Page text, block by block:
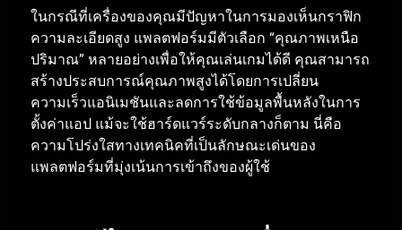
ในกรณีที่เครื่องของคุณมีปัญหาในการมองเห็นกราฟิก
ความละเอียดสูง แพลตฟอร์มมีตัวเลือก “คุณภาพเหนือ
ปริมาณ” หลายอย่างเพื่อให้คุณเล่นเกมได้ดี คุณสามารถ
สร้างประสบการณ์คุณภาพสูงได้โดยการเปลี่ยน
ความเร็วแอนิเมชันและลดการใช้ข้อมูลพื้นหลังในการ
ตั้งค่าแอป แม้จะใช้ฮาร์ดแวร์ระดับกลางก็ตาม นี่คือ
ความโปร่งใสทางเทคนิคที่เป็นลักษณะเด่นของ
แพลตฟอร์มที่มุ่งเน้นการเข้าถึงของผู้ใช้